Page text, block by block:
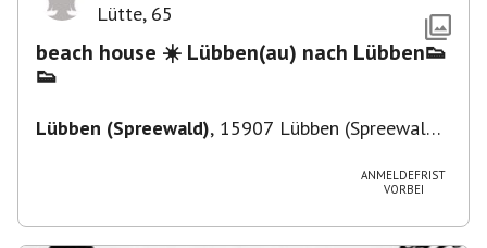
Lütte, 65
beach house ☀️ Lübben(au) nach Lübben👟
👟
Lübben (Spreewald), 15907 Lübben (Spreewald),
ANMELDEFRIST
VORBEI